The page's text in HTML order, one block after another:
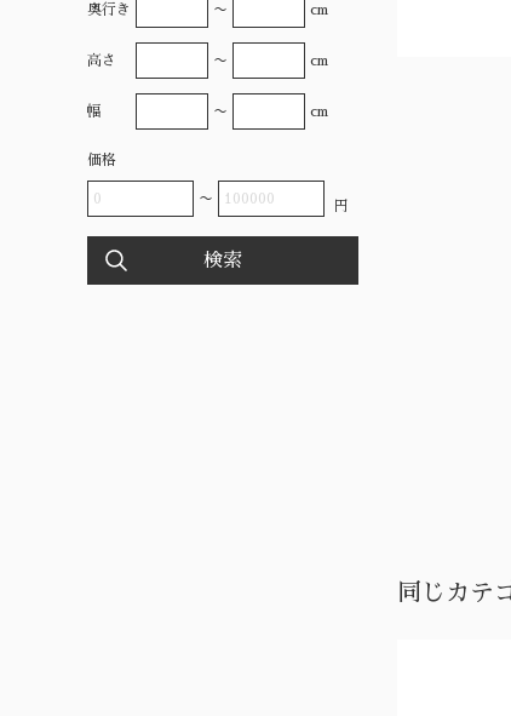
同じカテ
奥行き 〜 cm
高さ 〜 cm
幅 〜 cm
価格
〜 円
検索